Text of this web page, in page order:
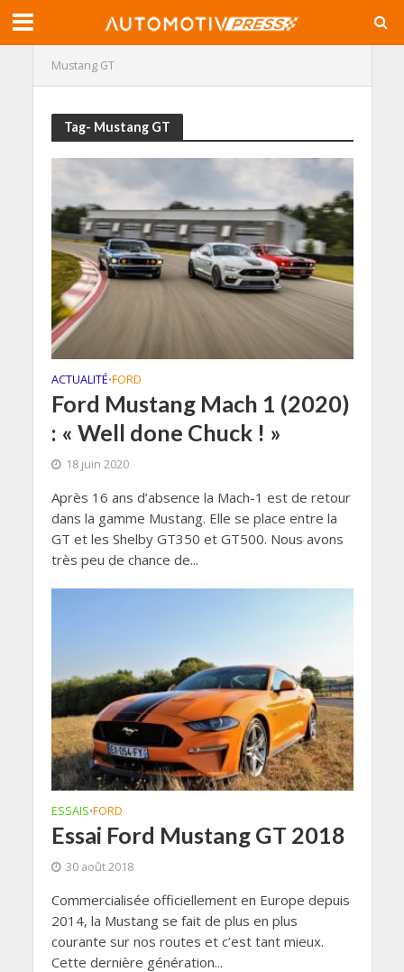
Mustang GT
Tag- Mustang GT
ACTUALITÉ•FORD
Ford Mustang Mach 1 (2020)
: « Well done Chuck ! »
18 juin 2020
Après 16 ans d’absence la Mach-1 est de retour
dans la gamme Mustang. Elle se place entre la
GT et les Shelby GT350 et GT500. Nous avons
très peu de chance de...
ESSAIS•FORD
Essai Ford Mustang GT 2018
30 août 2018
Commercialisée officiellement en Europe depuis
2014, la Mustang se fait de plus en plus
courante sur nos routes et c’est tant mieux.
Cette dernière génération...